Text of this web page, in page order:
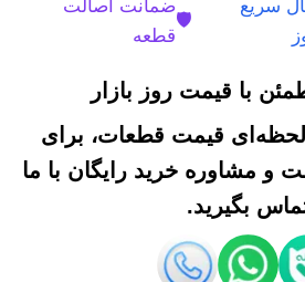
سریع
🛡️
ضمانت اصالت
قطعه
با قیمت روز بازار
لحظه‌ای قیمت قطعات، برای
و مشاوره خرید رایگان با ما
بگیرید.